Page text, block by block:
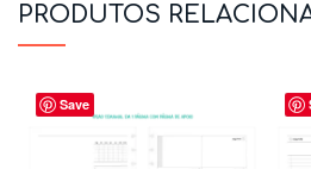
PRODUTOS
Save